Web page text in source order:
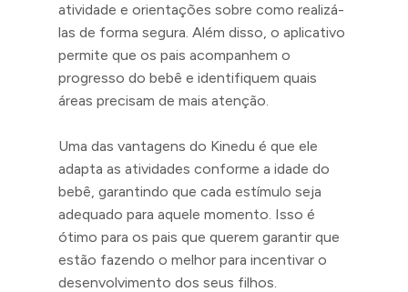
atividade e orientações sobre como realizá-
las de forma segura. Além disso, o aplicativo
permite que os pais acompanhem o
progresso do bebê e identifiquem quais
áreas precisam de mais atenção.
Uma das vantagens do Kinedu é que ele
adapta as atividades conforme a idade do
bebê, garantindo que cada estímulo seja
adequado para aquele momento. Isso é
ótimo para os pais que querem garantir que
estão fazendo o melhor para incentivar o
desenvolvimento dos seus filhos.